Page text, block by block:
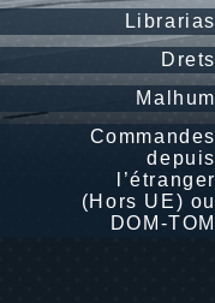
Librarias
Drets
Malhum
Commandes
depuis
l’étranger
(Hors UE) ou
DOM-TOM